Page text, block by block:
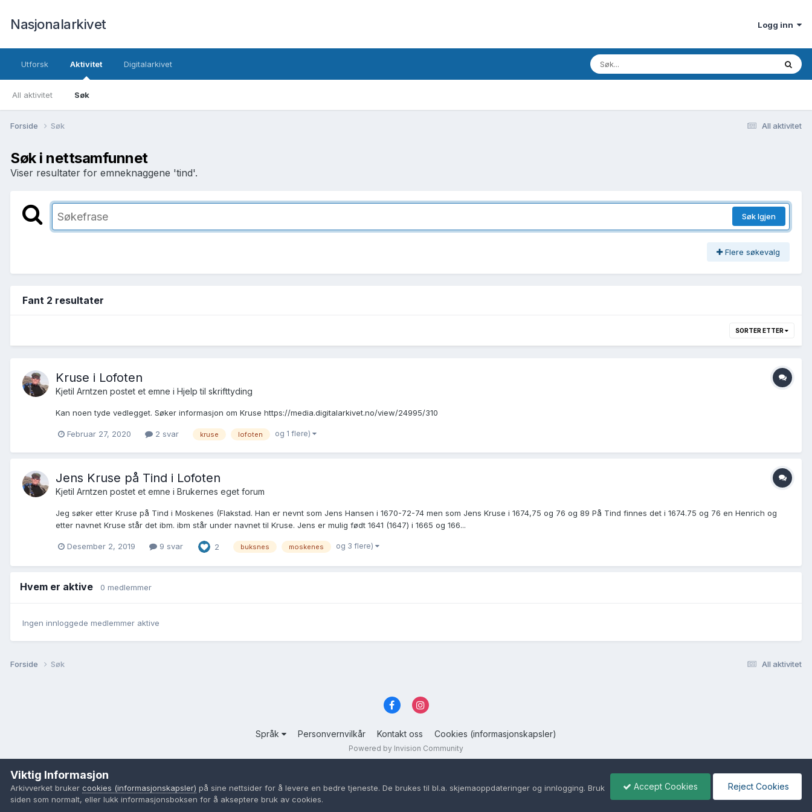
Nasjonalarkivet Logg inn
Utforsk Aktivitet
All aktivitet Søk
Digitalarkivet
All aktivitet
Forside Søk
Søk i nettsamfunnet
Viser resultater for emneknaggene 'tind'.
Søk Igjen
Flere søkevalg
Fant 2 resultater
SORTER ETTER
Kruse i Lofoten
Kjetil Arntzen postet et emne i Hjelp til skrifttyding
Kan noen tyde vedlegget. Søker informasjon om Kruse https://media.digitalarkivet.no/view/24995/310
Februar 27, 2020 2 svar kruse lofoten og 1 flere)
Jens Kruse på Tind i Lofoten
Kjetil Arntzen postet et emne i Brukernes eget forum
Jeg søker etter Kruse på Tind i Moskenes (Flakstad. Han er nevnt som Jens Hansen i 1670-72-74 men som Jens Kruse i 1674,75 og 76 og 89 På Tind finnes det i 1674.75 og 76 en Henrich og
etter navnet Kruse står det ibm. ibm står under navnet til Kruse. Jens er mulig født 1641 (1647) i 1665 og 166...
Desember 2, 2019 9 svar 2 buksnes moskenes og 3 flere)
Hvem er aktive 0 medlemmer
Ingen innloggede medlemmer aktive
All aktivitet
Forside Søk
Språk Personvernvilkår Kontakt oss Cookies (informasjonskapsler)
Powered by Invision Community
Viktig Informasjon
Arkivverket bruker cookies (informasjonskapsler) på sine nettsider for å levere en bedre tjeneste. De brukes til bl.a. skjemaoppdateringer og innlogging. Bruk
siden som normalt, eller lukk informasjonsboksen for å akseptere bruk av cookies.
Accept Cookies Reject Cookies